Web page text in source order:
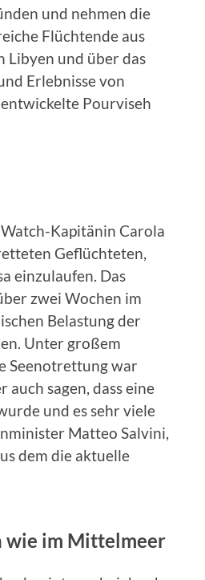
und nehmen die
Flüchtende aus
Libyen und über das
Erlebnisse von
Pourviseh
Kapitänin Carola
Geflüchteten,
einzulaufen. Das
zwei Wochen im
Belastung der
Unter großem
Seenotrettung war
sagen, dass eine
und es sehr viele
Matteo Salvini,
dem die aktuelle
wie im Mittelmeer